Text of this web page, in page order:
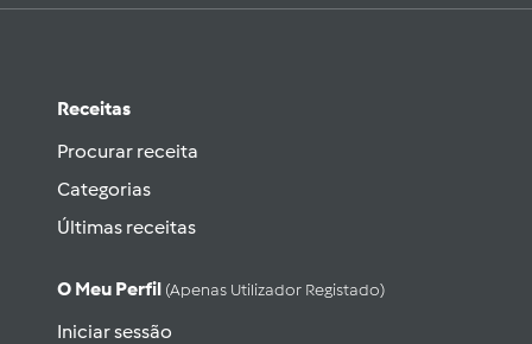
Receitas
Procurar receita
Categorias
Últimas receitas
O Meu Perfil (apenas Utilizador Registado)
Iniciar sessão